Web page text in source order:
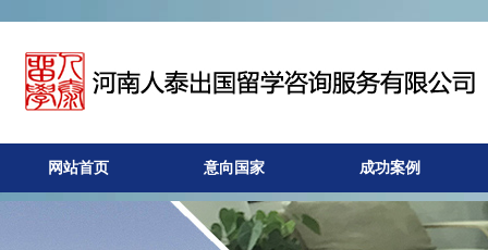
网站首页 意向国家 成功案例